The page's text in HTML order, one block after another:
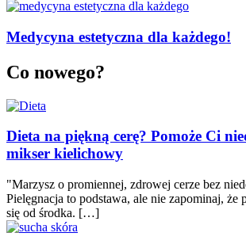
Medycyna estetyczna dla każdego!
Co nowego?
Dieta na piękną cerę? Pomoże Ci
mikser kielichowy
"Marzysz o promiennej, zdrowej cerze bez
Pielęgnacja to podstawa, ale nie zapominaj, że
się od środka. […]